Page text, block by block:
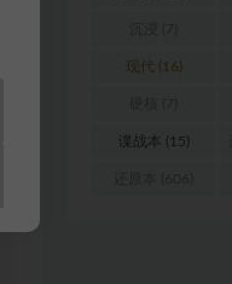
现代 (16)
谍战本 (15)